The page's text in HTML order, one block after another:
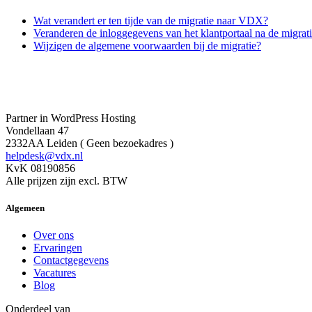
Wat verandert er ten tijde van de migratie naar VDX?
Veranderen de inloggegevens van het klantportaal na de
Wijzigen de algemene voorwaarden bij de migratie?
Partner in WordPress Hosting
Vondellaan 47
2332AA Leiden ( Geen bezoekadres )
helpdesk@vdx.nl
KvK 08190856
Alle prijzen zijn excl. BTW
Algemeen
Over ons
Ervaringen
Contactgegevens
Vacatures
Blog
Onderdeel van